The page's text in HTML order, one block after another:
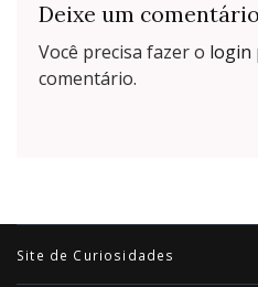
Deixe um comentário
Você precisa fazer o login
comentário.
Site de Curiosidades